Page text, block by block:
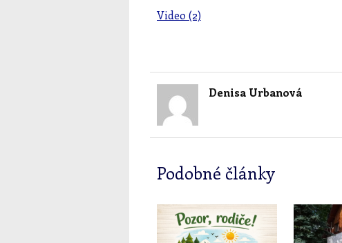
Video (2)
Denisa Urbanová
Podobné články